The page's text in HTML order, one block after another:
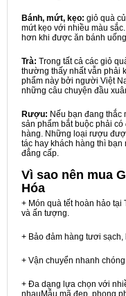
Bánh, mứt, kẹo: giỏ quà
mứt kẹo với nhiều màu
hơn khi được ăn bánh
Trà: Trong tất cả các giỏ
thường thấy nhất vẫn phải
phẩm này bởi người Việt
những câu chuyện đầu
Rượu: Nếu bạn đang thắc
sản phẩm bắt buộc phải
hàng. Những loại rượu
tác hay khách hàng thì
đẳng cấp.
Vì sao nên mua
Hóa
+ Món quà tết hoàn hảo tại
và ấn tượng.
+ Bảo đảm hàng tươi
+ Vận chuyển nhanh
+ Đa dạng lựa chọn với
nhauMẫu mã đẹp, phong